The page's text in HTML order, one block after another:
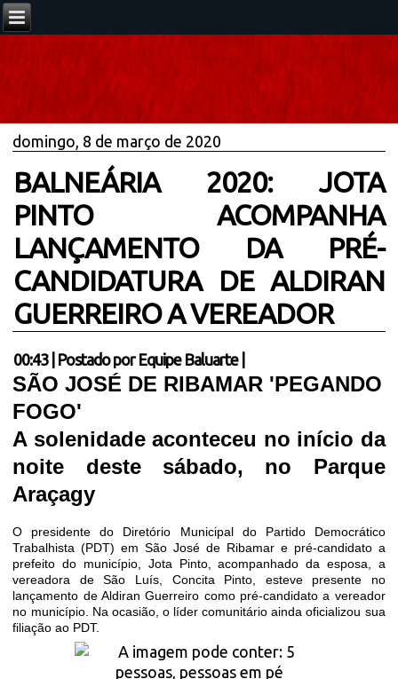
domingo, 8 de março de 2020
BALNEÁRIA 2020: JOTA
PINTO ACOMPANHA
LANÇAMENTO DA PRÉ-
CANDIDATURA DE ALDIRAN
GUERREIRO A VEREADOR
00:43| Postado por Equipe Baluarte
SÃO JOSÉ DE RIBAMAR 'PEGANDO
FOGO'
A solenidade aconteceu no início da
noite deste sábado, no Parque
Araçagy
O presidente do Diretório Municipal do Partido Democrático
Trabalhista (PDT) em São José de Ribamar e pré-candidato a
prefeito do município, Jota Pinto, acompanhado da esposa, a
vereadora de São Luís, Concita Pinto, esteve presente no
lançamento de Aldiran Guerreiro como pré-candidato a vereador
no município. Na ocasião, o líder comunitário ainda oficializou sua
filiação ao PDT.